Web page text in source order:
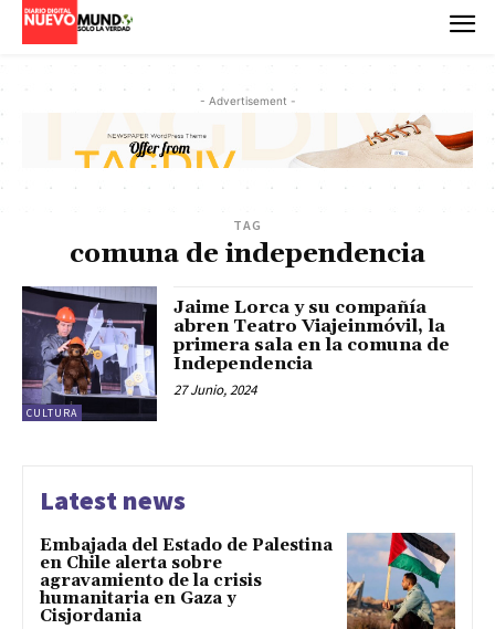
- Advertisement -
TAG
comuna de independencia
CULTURA
Jaime Lorca y su compañía
abren Teatro Viajeinmóvil, la
primera sala en la comuna de
Independencia
27 Junio, 2024
Latest news
Embajada del Estado de Palestina
en Chile alerta sobre
agravamiento de la crisis
humanitaria en Gaza y
Cisjordania